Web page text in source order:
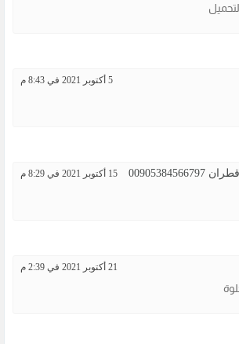
5 أكتوبر 2021 في 8:43 م
15 أكتوبر 2021 في 8:29 م
21 أكتوبر 2021 في 2:39 م